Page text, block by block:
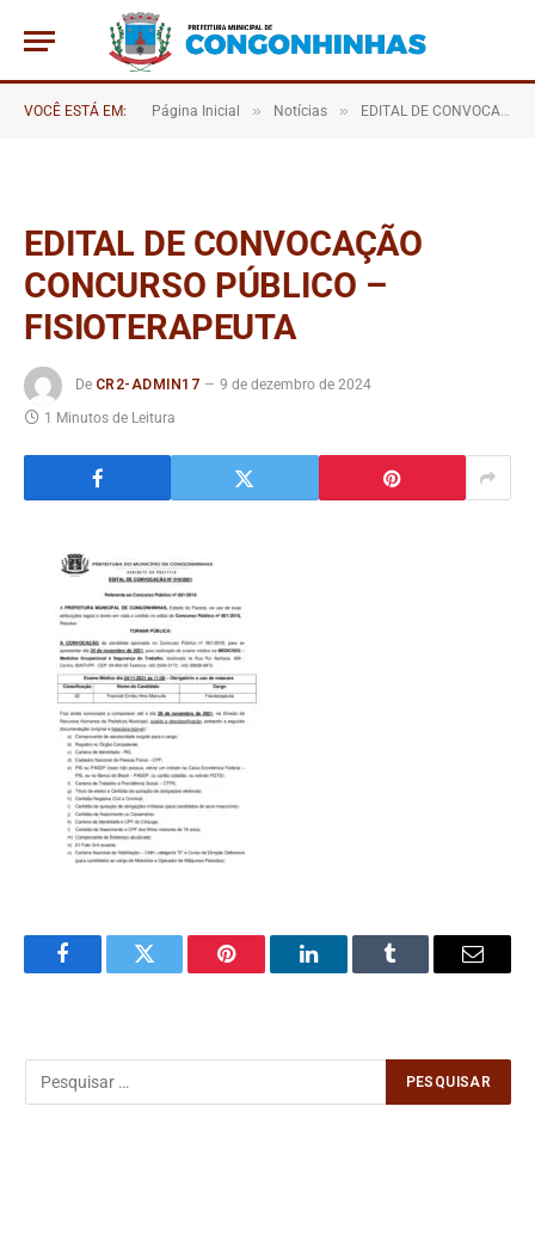
VOCÊ ESTÁ EM: Página Inicial » Notícias » EDITAL DE CONVOCAÇÃO CONCURSO PÚBLICO – FISIOTERAPEUTA
EDITAL DE CONVOCAÇÃO
CONCURSO PÚBLICO –
FISIOTERAPEUTA
De CR2-ADMIN17
9 de dezembro de 2024
1 Minutos de Leitura
FacebookTwitter Pinterest LinkedInTumblr Email